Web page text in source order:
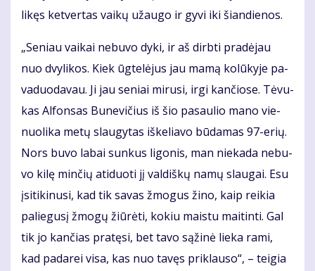
li­kęs ket­ver­tas vai­kų už­au­go ir gy­vi iki šian­die­nos.
„Se­niau vai­kai ne­bu­vo dy­ki, ir aš dirb­ti pra­dė­jau
nuo dvy­li­kos. Kiek ūg­te­lė­jus jau ma­mą ko­lū­ky­je pa­
va­duo­da­vau. Ji jau se­niai mi­ru­si, ir­gi kan­čio­se. Tė­vu­
kas Al­fon­sas Bu­ne­vi­čius iš šio pa­sau­lio ma­no vie­
nuo­li­ka me­tų slau­gy­tas iš­ke­lia­vo bū­da­mas 97-erių.
Nors bu­vo la­bai sun­kus li­go­nis, man nie­ka­da ne­bu­
vo ki­lę min­čių ati­duo­ti jį val­diš­kų na­mų slau­gai. Esu
įsi­ti­ki­nu­si, kad tik sa­vas žmo­gus ži­no, kaip rei­kia
pa­lie­gu­sį žmo­gų žiū­rė­ti, ko­kiu mais­tu mai­tin­ti. Gal
tik jo kan­čias pra­tę­si, bet ta­vo są­ži­nė lie­ka ra­mi,
kad pa­da­rei vi­sa, kas nuo ta­vęs pri­klau­so“, – tei­gia